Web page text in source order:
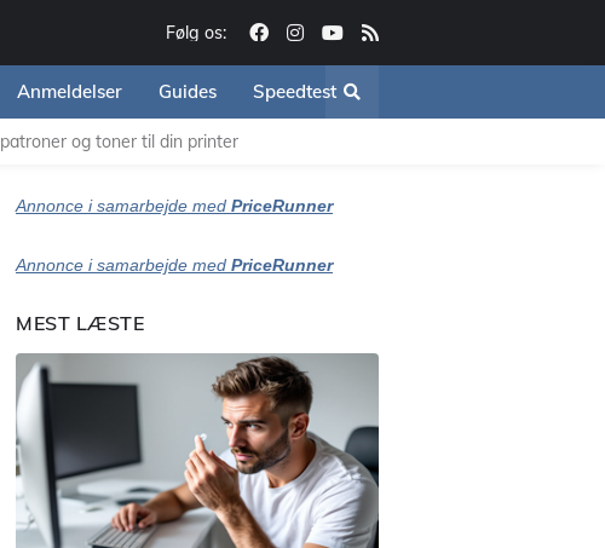
Følg os:
Anmeldelser Guides Speedtest
og toner til din printer
Annonce i samarbejde med PriceRunner
Annonce i samarbejde med PriceRunner
MEST LÆSTE